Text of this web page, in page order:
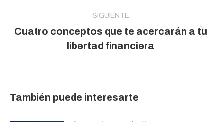
SIGUIENTE
Publicación
siguiente:
Cuatro conceptos que te acercarán a tu
libertad financiera
También puede interesarte